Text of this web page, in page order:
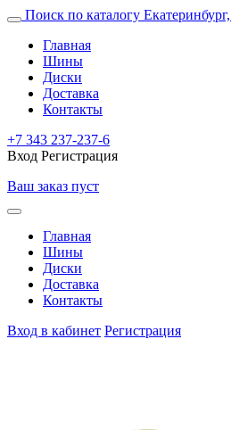
Поиск по каталогу
Главная
Шины
Диски
Доставка
Контакты
+7 343 237-237-6
Вход Регистрация
Ваш заказ пуст
Главная
Шины
Диски
Доставка
Контакты
Вход в кабинет Регистрация